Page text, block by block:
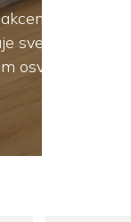
su
svetlom
osvetljenju.